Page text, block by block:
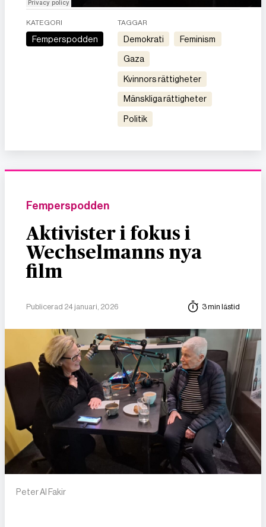
KATEGORI
Femperspodden
TAGGAR
demokrati feminism
gaza
kvinnors rättigheter
mänskliga rättigheter
politik
Femperspodden
Aktivister i fokus i
Wechselmanns nya
film
Publicerad 24 januari, 2026 3 min lästid
Peter Al Fakir